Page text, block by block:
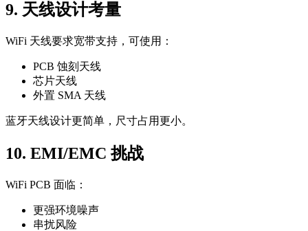
9. 天线设计考量
WiFi 天线要求宽带支持，可使用：
PCB 蚀刻天线
芯片天线
外置 SMA 天线
蓝牙天线设计更简单，尺寸占用更小。
10. EMI/EMC 挑战
WiFi PCB 面临：
更强环境噪声
串扰风险